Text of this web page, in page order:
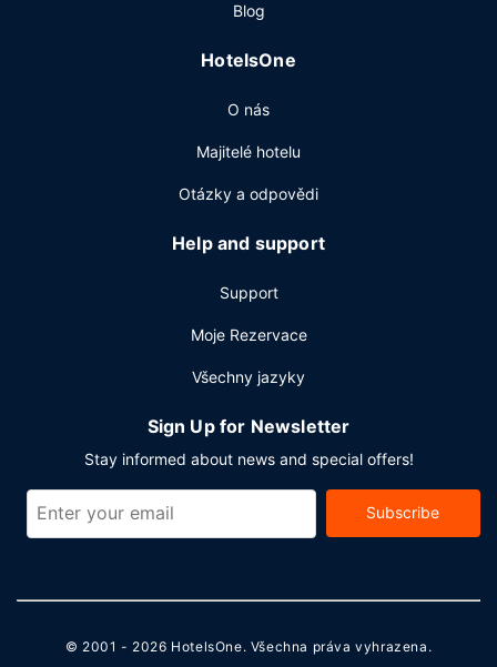
Blog
HotelsOne
O nás
Majitelé hotelu
Otázky a odpovědi
Help and support
Support
Moje Rezervace
Všechny jazyky
Sign Up for Newsletter
Stay informed about news and special offers!
Subscribe
© 2001 - 2026 HotelsOne. Všechna práva vyhrazena.